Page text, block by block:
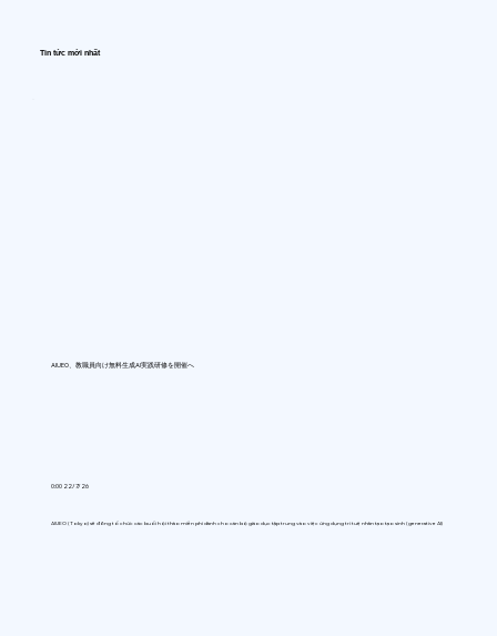
Tin tức mới nhất
AIUEO、教職員向け無料生成AI実践研修を開催へ
0:00 22/7/26
AIUEO (Tokyo) sẽ đồng tổ chức các buổi hội thảo miễn phí dành cho cán bộ giáo dục tập trung vào việc ứng dụng trí tuệ nhân tạo tạo sinh (generative AI)